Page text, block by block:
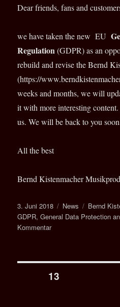
Dear friends, fans and
we have taken the new EU
Regulation(GDPR) as an
rebuild and revise the Bernd
(https://
weeks and months, we will
it with more interesting
us. We will be back to you
All the best
Bernd Kistenmacher
Veröffentlicht
am
3. Juni 2018 Kategorien
News Bernd
GDPR,General Data Protection
Kommentarzu
13